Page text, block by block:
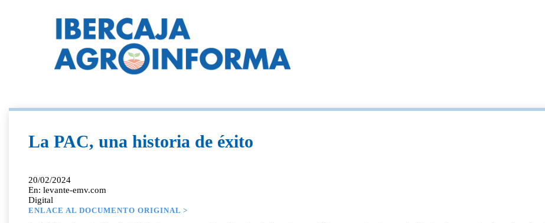
La PAC, una historia de éxito
20/02/2024
En: levante-emv.com
Digital
ENLACE AL DOCUMENTO ORIGINAL >